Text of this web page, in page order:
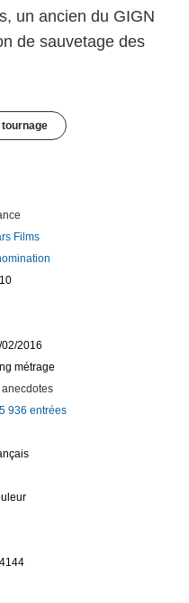
un ancien du GIGN
de sauvetage des
Films
2016
métrage
anecdotes
936 entrées